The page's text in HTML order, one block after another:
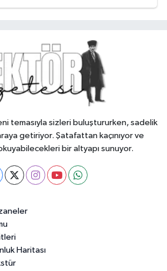
temasıyla sizleri buluştururken, sadelik
getiriyor. Şatafattan kaçınıyor ve
bir altyapı sunuyor.
Haritası